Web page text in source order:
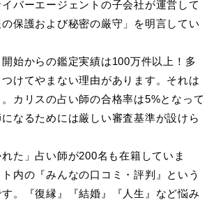
イバーエージェントの子会社が運営して
保護および秘密の厳守」を明言してい
始からの鑑定実績は100万件以上！多
けてやまない理由があります。それは
カリスの占い師の合格率は5%となって
なるためには厳しい審査基準が設けら
た」占い師が200名も在籍していま
内の『みんなの口コミ・評判』という
。『復縁』『結婚』『人生』など悩み